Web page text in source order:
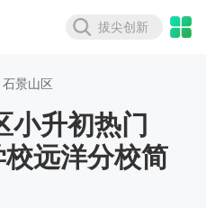
拔尖创新
景山区
小升初热门
远洋分校简